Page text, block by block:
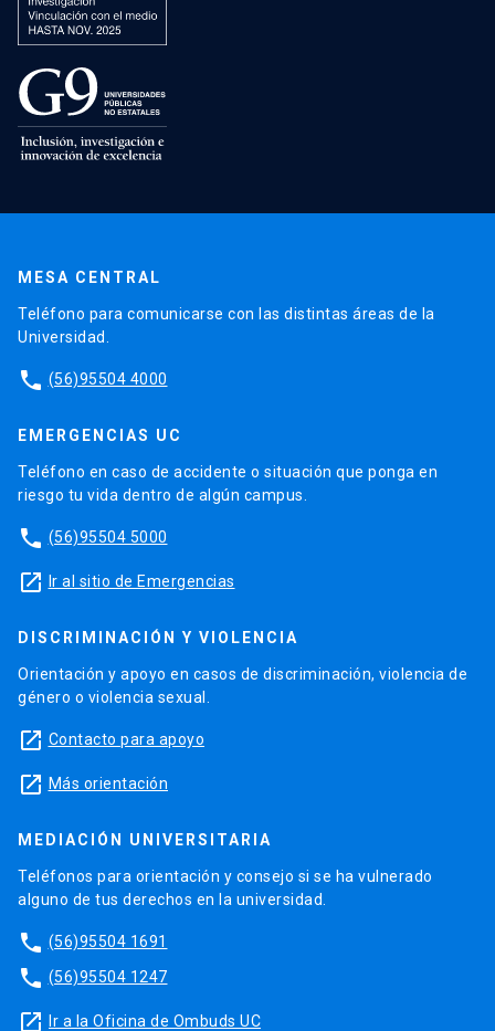
MESA CENTRAL
Teléfono para comunicarse con las distintas áreas de la
Universidad.
phone (56)95504 4000
EMERGENCIAS UC
Teléfono en caso de accidente o situación que ponga en
riesgo tu vida dentro de algún campus.
phone (56)95504 5000
launch Ir al sitio de Emergencias
DISCRIMINACIÓN Y VIOLENCIA
Orientación y apoyo en casos de discriminación, violencia de
género o violencia sexual.
launch Contacto para apoyo
launch Más orientación
MEDIACIÓN UNIVERSITARIA
Teléfonos para orientación y consejo si se ha vulnerado
alguno de tus derechos en la universidad.
phone (56)95504 1691
phone (56)95504 1247
launch Ir a la Oficina de Ombuds UC